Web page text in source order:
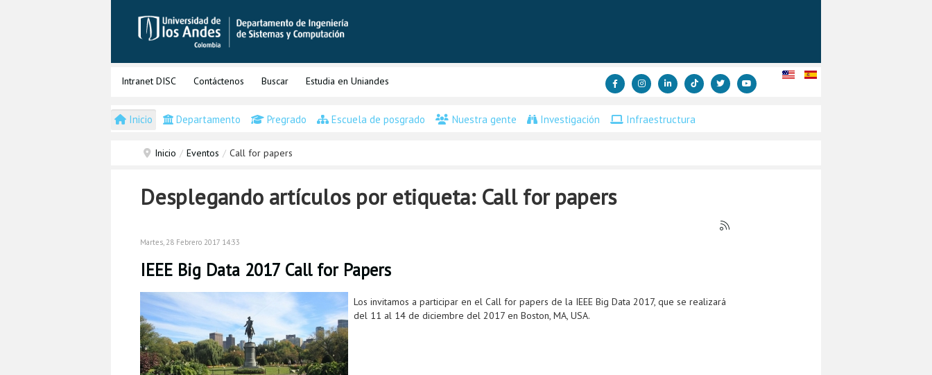
Intranet DISC Contáctenos Buscar Estudia en Uniandes
Inicio Departamento Pregrado Escuela de posgrado Nuestra gente Investigación Infraestructura
Inicio / Eventos / Call for papers
Desplegando artículos por etiqueta: Call for papers
Martes, 28 Febrero 2017 14:33
IEEE Big Data 2017 Call for Papers
Los invitamos a participar en el Call for papers de la IEEE Big Data 2017, que se realizará
del 11 al 14 de diciembre del 2017 en Boston, MA, USA.